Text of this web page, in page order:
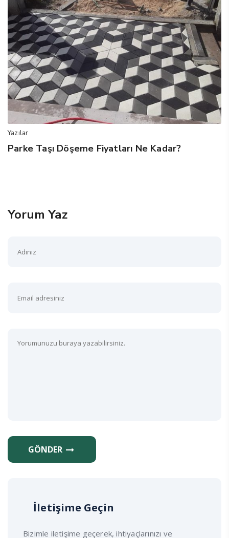
Yazılar
Parke Taşı Döşeme Fiyatları Ne Kadar?
Yorum Yaz
GÖNDER
İletişime Geçin
Bizimle iletişime geçerek, ihtiyaçlarınızı ve